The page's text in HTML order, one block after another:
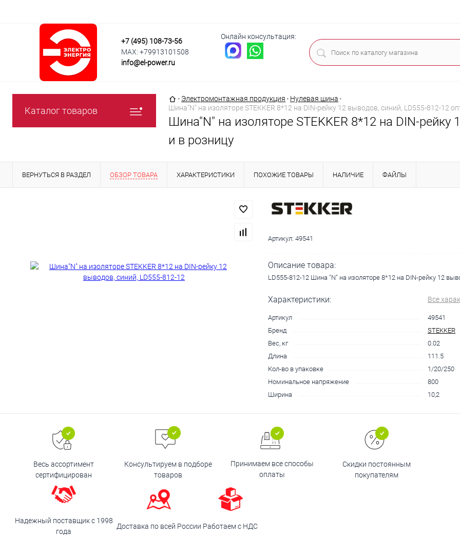
+7 (495) 108-73-56
MAX: +79913101508
info@el-power.ru
Онлайн консультация:
Каталог товаров
Главная страница
• Электромонтажная продукция • Нулевая шина •
Шина"N" на изоляторе STEKKER 8*12 на DIN-рейку 12 выводов, синий, LD555-812-12
Шина"N" на изоляторе STEKKER 8*12 на DIN-
и в розницу
ВЕРНУТЬСЯ В РАЗДЕЛ ОБЗОР ТОВАРА ХАРАКТЕРИСТИКИ ПОХОЖИЕ ТОВАРЫ НАЛИЧИЕ ФАЙЛЫ
Артикул: 49541
Описание товара:
LD555-812-12 Шина "N" на изоляторе 8*12 на DIN-рейку 12
Характеристики: Все
Артикул
49541
Бренд
STEKKER
Вес, кг
0.02
Длина
111.5
Кол-во в упаковке
1/20/250
Номинальное напряжение
800
Ширина
10,2
Весь ассортимент
сертифицирован
Консультируем в подборе
товаров
Принимаем все способы
оплаты
Скидки постоянным
покупателям
Надежный поставщик с 1998
года
Доставка по всей России Работаем с НДС